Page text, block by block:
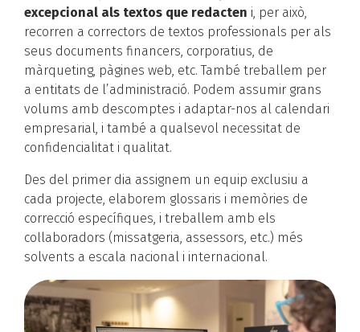
excepcional als textos que redacten i, per això,
recorren a correctors de textos professionals per als
seus documents financers, corporatius, de
màrqueting, pàgines web, etc. També treballem per
a entitats de l’administració. Podem assumir grans
volums amb descomptes i adaptar-nos al calendari
empresarial, i també a qualsevol necessitat de
confidencialitat i qualitat.
Des del primer dia assignem un equip exclusiu a
cada projecte, elaborem glossaris i memòries de
correcció específiques, i treballem amb els
col·laboradors (missatgeria, assessors, etc.) més
solvents a escala nacional i internacional.